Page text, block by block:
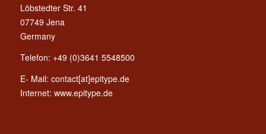
Löbstedter Str. 41
07749 Jena
Germany
Telefon: +49 (0)3641 5548500
E- Mail: contact[at]epitype.de
Internet: www.epitype.de